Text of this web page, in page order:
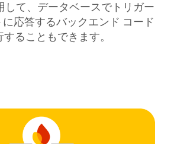
して、データベースでトリガー
応答するバックエンド コード
することもできます。